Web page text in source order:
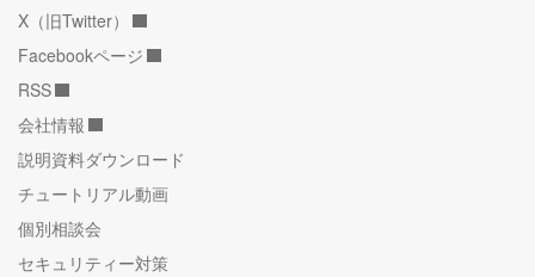
X（旧Twitter）
Facebookページ
RSS
会社情報
説明資料ダウンロード
チュートリアル動画
個別相談会
セキュリティー対策